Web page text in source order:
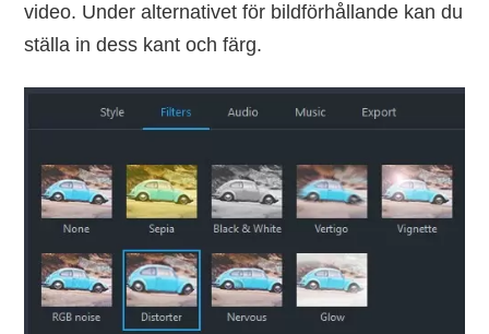
video. Under alternativet för bildförhållande kan du
ställa in dess kant och färg.